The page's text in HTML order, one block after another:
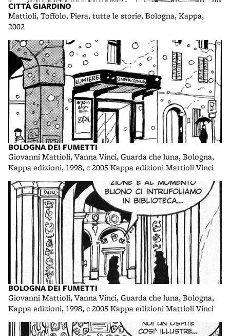
CITTÀ GIARDINO
Mattioli, Toffolo, Piera, tutte le storie, Bologna, Kappa,
2002
BOLOGNA DEI FUMETTI
Giovanni Mattioli, Vanna Vinci, Guarda che luna, Bologna,
Kappa edizioni, 1998, c 2005 Kappa edizioni Mattioli Vinci
BOLOGNA DEI FUMETTI
Giovanni Mattioli, Vanna Vinci, Guarda che luna, Bologna,
Kappa edizioni, 1998, c 2005 Kappa edizioni Mattioli Vinci